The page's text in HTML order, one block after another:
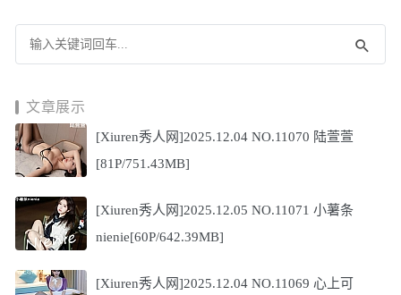
文章展示
[Xiuren秀人网]2025.12.04 NO.11070 陆萱萱
[81P/751.43MB]
[Xiuren秀人网]2025.12.05 NO.11071 小薯条
nienie[60P/642.39MB]
[Xiuren秀人网]2025.12.04 NO.11069 心上可